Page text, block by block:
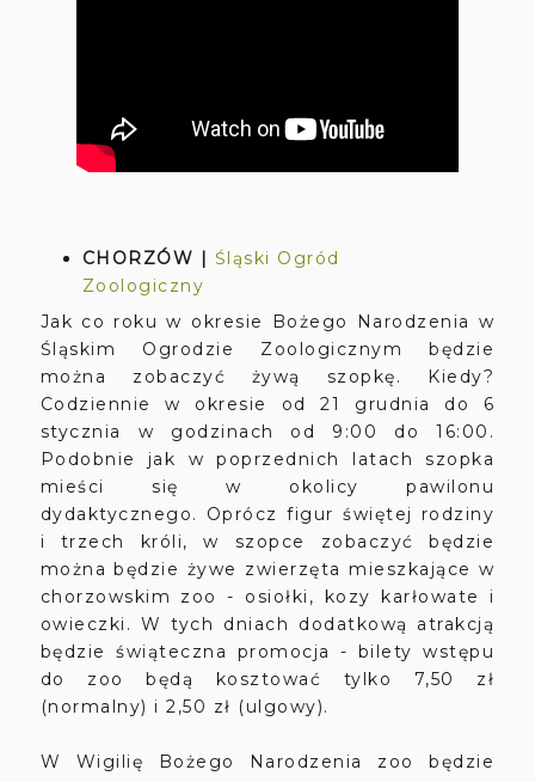
CHORZÓW | Śląski Ogród
Zoologiczny
Jak co roku w okresie Bożego Narodzenia w
Śląskim Ogrodzie Zoologicznym będzie
można zobaczyć żywą szopkę. Kiedy?
Codziennie w okresie od 21 grudnia do 6
stycznia w godzinach od 9:00 do 16:00.
Podobnie jak w poprzednich latach szopka
mieści się w okolicy pawilonu
dydaktycznego. Oprócz figur świętej rodziny
i trzech króli, w szopce zobaczyć będzie
można będzie żywe zwierzęta mieszkające w
chorzowskim zoo - osiołki, kozy karłowate i
owieczki. W tych dniach dodatkową atrakcją
będzie świąteczna promocja - bilety wstępu
do zoo będą kosztować tylko 7,50 zł
(normalny) i 2,50 zł (ulgowy).
W Wigilię Bożego Narodzenia zoo będzie